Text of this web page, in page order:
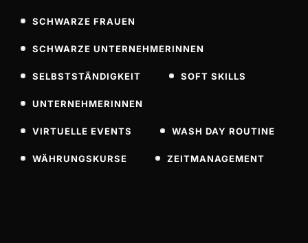
SCHWARZE FRAUEN
SCHWARZE UNTERNEHMERINNEN
SELBSTSTÄNDIGKEIT SOFT SKILLS
UNTERNEHMERINNEN
VIRTUELLE EVENTS WASH DAY ROUTINE
WÄHRUNGSKURSE ZEITMANAGEMENT